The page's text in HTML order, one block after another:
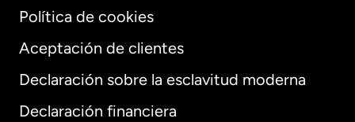
Política de cookies
Aceptación de clientes
Declaración sobre la esclavitud moderna
Declaración financiera
Internacional English